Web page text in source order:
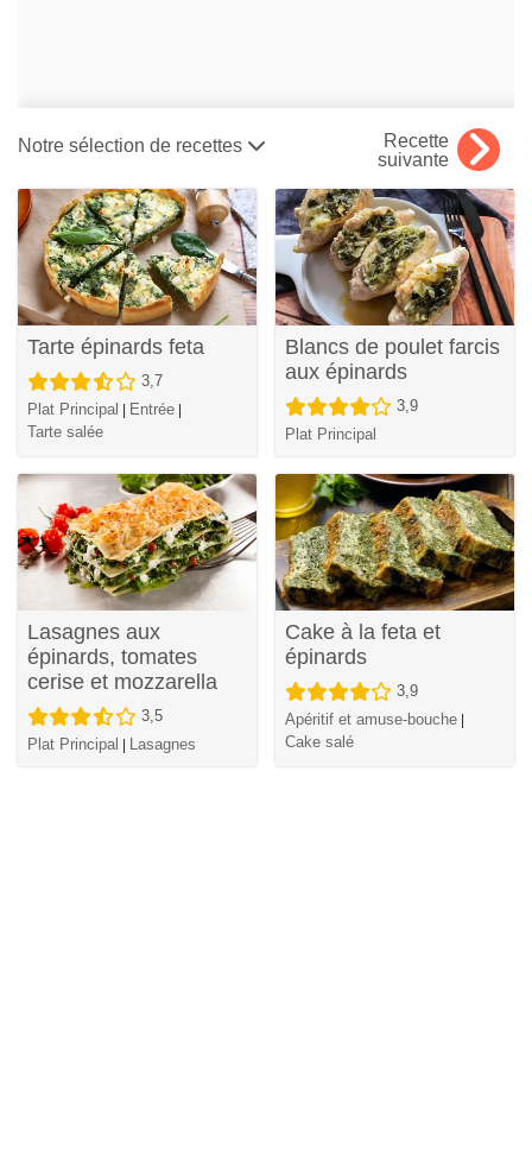
Notre sélection de recettes
Recette
suivante
Tarte épinards feta
3,7
Plat Principal
Entrée
Tarte salée
Blancs de poulet farcis
aux épinards
3,9
Plat Principal
Lasagnes aux
épinards, tomates
cerise et mozzarella
3,5
Plat Principal
Lasagnes
Cake à la feta et
épinards
3,9
Apéritif et amuse-bouche
Cake salé